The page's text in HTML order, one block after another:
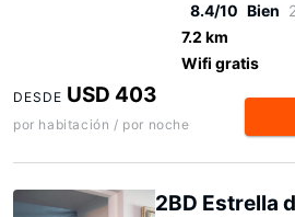
8.4/10 Bien
7.2 km
Wifi gratis
DESDE USD 403
por habitación / por noche
2BD Estrella